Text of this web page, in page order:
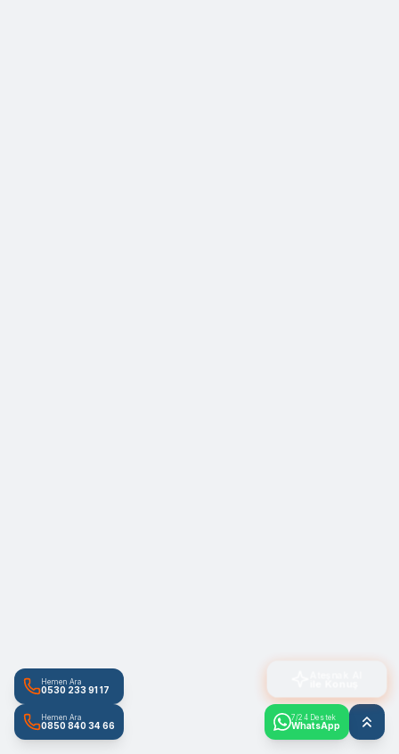
7/24 Destek
WhatsApp
Hemen Ara
0530 233 91 17
Hemen Ara
0850 840 34 66